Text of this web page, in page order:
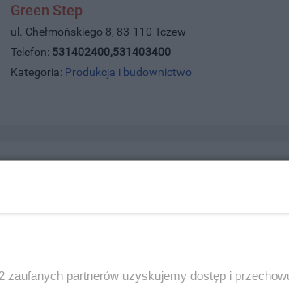
Green Step
ul. Chełmońskiego 8, 83-110 Tczew
Telefon: 531402400,531403400
Kategoria: Produkcja i budownictwo
zaufanych partnerów uzyskujemy dostęp i